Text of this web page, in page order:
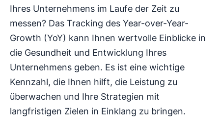
Ihres Unternehmens im Laufe der Zeit zu
messen? Das Tracking des Year-over-Year-
Growth (YoY) kann Ihnen wertvolle Einblicke in
die Gesundheit und Entwicklung Ihres
Unternehmens geben. Es ist eine wichtige
Kennzahl, die Ihnen hilft, die Leistung zu
überwachen und Ihre Strategien mit
langfristigen Zielen in Einklang zu bringen.